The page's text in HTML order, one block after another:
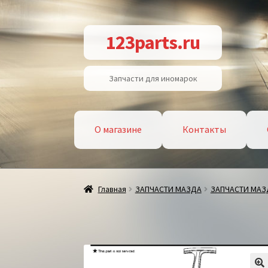
Перейти
к
навигации
Перейти
к
содержимому
123parts.ru
Запчасти для иномарок
О магазине Контакты
Главная ЗАПЧАСТИ МАЗДА ЗАПЧАСТИ